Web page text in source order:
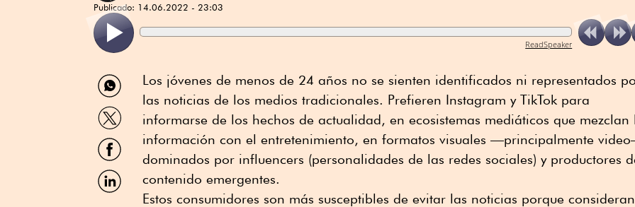
Publicado: 14.06.2022 - 23:03
ReadSpeaker
Compartir
por
WhatsApp
Compartir
por
Twitter
Compartir
por
Facebook
Compartir
por
Los jóvenes de menos de 24 años no se sienten identificados ni representados
las noticias de los medios tradicionales. Prefieren Instagram y TikTok para
informarse de los hechos de actualidad, en ecosistemas mediáticos que mezclan
información con el entretenimiento, en formatos visuales —principalmente
dominados por influencers (personalidades de las redes sociales) y productores
contenido emergentes.
Estos consumidores son más susceptibles de evitar las noticias porque consideran